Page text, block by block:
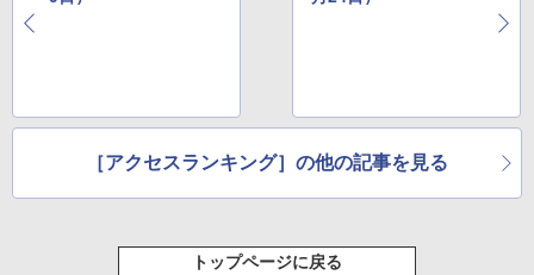
［アクセスランキング］の他の記事を見る
トップページに戻る